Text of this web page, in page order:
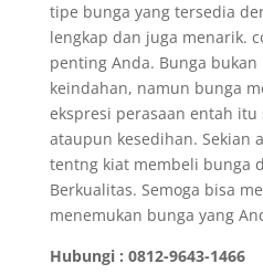
tipe bunga yang tersedia
lengkap dan juga menarik.
penting Anda. Bunga
keindahan, namun bunga
ekspresi perasaan entah
ataupun kesedihan. Sekian
tentng kiat membeli bunga
Berkualitas. Semoga bisa
menemukan bunga yang
Hubungi : 0812-9643-1466